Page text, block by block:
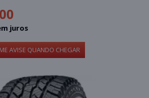
juros
ME AVISE QUANDO CHEGAR